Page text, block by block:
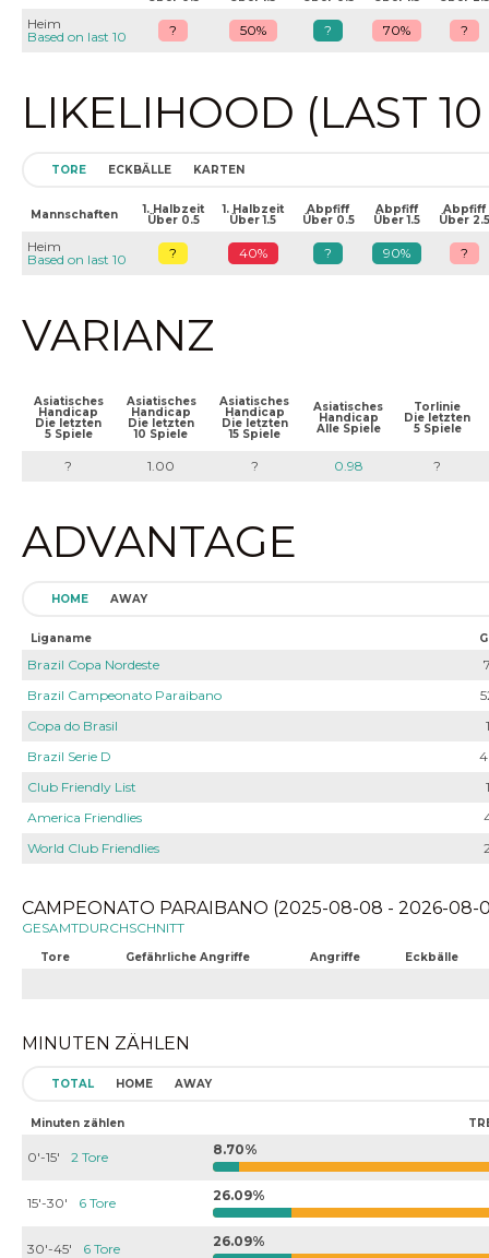
Heim
Based on last 10
? 50% ? 70% ?
LIKELIHOOD (LAST
TORE ECKBÄLLE KARTEN
Mannschaften 1. Halbzeit
Über 0.5
1. Halbzeit
Über 1.5
Abpfiff
Über 0.5
Abpfiff
Über 1.5
Abpfiff
Über 2.5
Heim
Based on last 10
? 40% ? 90% ?
VARIANZ
Asiatisches
Handicap
Die letzten
5 Spiele
Asiatisches
Handicap
Die letzten
10 Spiele
Asiatisches
Handicap
Die letzten
15 Spiele
Asiatisches
Handicap
Alle Spiele
Torlinie
Die letzten
5 Spiele
? 1.00 ? 0.98 ?
ADVANTAGE
HOME AWAY
Liganame
Brazil Copa Nordeste
Brazil Campeonato Paraibano
Copa do Brasil
1
Brazil Serie D
Club Friendly List
1
America Friendlies
World Club Friendlies
CAMPEONATO PARAIBANO (2025-08-08 - 2026-08-
GESAMTDURCHSCHNITT
Tore Gefährliche Angriffe Angriffe Eckbälle
MINUTEN ZÄHLEN
TOTAL HOME AWAY
Minuten zählen
0'-15' 2 Tore 8.70%
15'-30' 6 Tore 26.09%
30'-45' 6 Tore 26.09%